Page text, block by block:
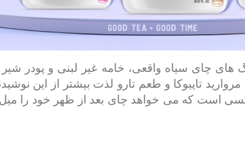
های چای سیاه واقعی، خامه غیر لبنی و پودر
تاپیوکا و طعم تارو لذت بیشتر از این
است که می خواهد چای بعد از ظهر خود را